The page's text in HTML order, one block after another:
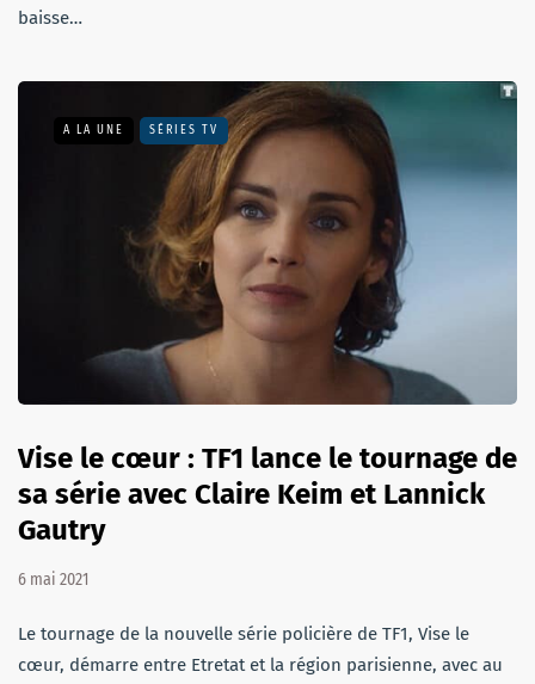
baisse…
A LA UNE SÉRIES TV
Vise le cœur : TF1 lance le tournage de
sa série avec Claire Keim et Lannick
Gautry
6 mai 2021
Le tournage de la nouvelle série policière de TF1, Vise le
cœur, démarre entre Etretat et la région parisienne, avec au